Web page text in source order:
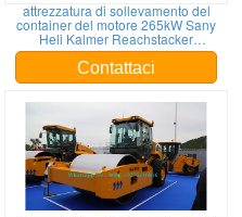
attrezzatura di sollevamento del
container del motore 265kW Sany
Heli Kalmer Reachstacker
SRSC45C31
Contattaci